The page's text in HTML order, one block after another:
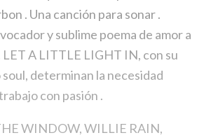
. Una canción para sonar .
y sublime poema de amor a
A LITTLE LIGHT IN, con su
soul, determinan la necesidad
con pasión .
WINDOW, WILLIE RAIN,